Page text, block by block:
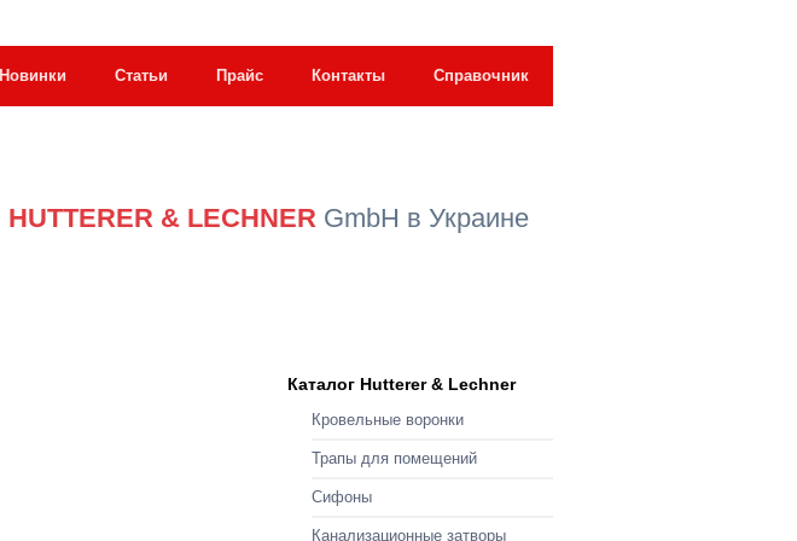
Новинки Статьи Прайс Контакты Справочник
HUTTERER & LECHNER GmbH в Украине
Каталог Hutterer & Lechner
Кровельные воронки
Трапы для помещений
Сифоны
Канализационные затворы